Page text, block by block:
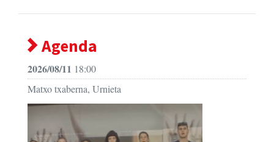
Agenda
2026/08/11 18:00
Matxo txaberna, Urnieta